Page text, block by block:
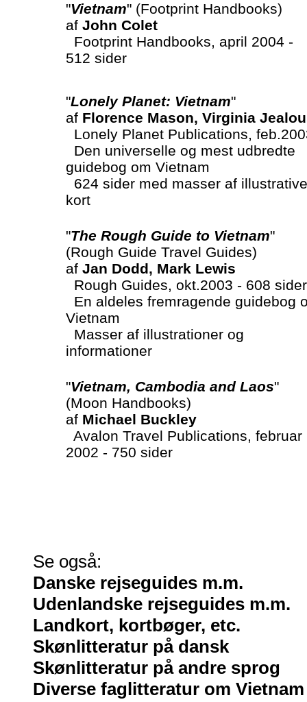
"Vietnam" (Footprint Handbooks)
af John Colet
Footprint Handbooks, april 2004 -
512 sider
"Lonely Planet: Vietnam"
af Florence Mason, Virginia
Lonely Planet Publications,
Den universelle og mest udbredte
guidebog om Vietnam
624 sider med masser af illustrative
kort
"The Rough Guide to Vietnam"
(Rough Guide Travel Guides)
af Jan Dodd, Mark Lewis
Rough Guides, okt.2003 - 608 sider
En aldeles fremragende guidebog
Vietnam
Masser af illustrationer og
informationer
"Vietnam, Cambodia and Laos"
(Moon Handbooks)
af Michael Buckley
Avalon Travel Publications, februar
2002 - 750 sider
Se også:
Danske rejseguides m.m.
Udenlandske rejseguides m.m.
Landkort, kortbøger, etc.
Skønlitteratur på dansk
Skønlitteratur på andre sprog
Diverse faglitteratur om Vietnam